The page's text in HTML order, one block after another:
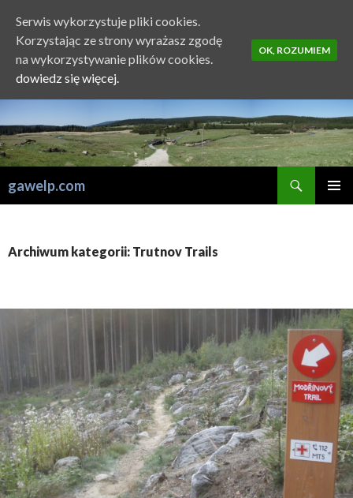
gawelp.com
Archiwum kategorii: Trutnov Trails
Serwis wykorzystuje pliki cookies.
Korzystając ze strony wyrażasz zgodę
na wykorzystywanie plików cookies.
dowiedz się więcej.
OK, ROZUMIEM